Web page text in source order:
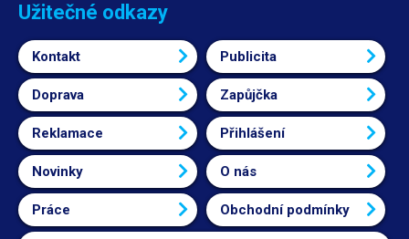
Užitečné odkazy
Kontakt Publicita
Doprava Zapůjčka
Reklamace Přihlášení
Novinky O nás
Práce Obchodní podmínky